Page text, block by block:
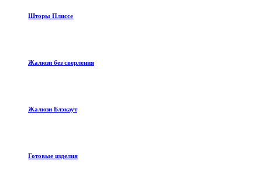
Шторы Плиссе
Жалюзи без сверления
Жалюзи Блэкаут
Готовые изделия